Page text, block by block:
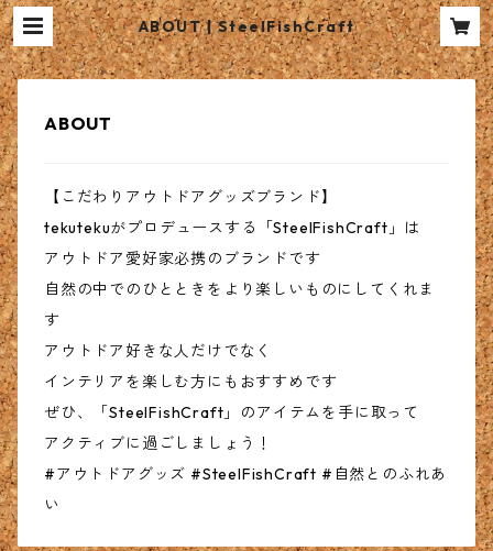
ABOUT | SteelFishCraft
ABOUT
【こだわりアウトドアグッズブランド】
tekutekuがプロデュースする「SteelFishCraft」は
アウトドア愛好家必携のブランドです
自然の中でのひとときをより楽しいものにしてくれま
す
アウトドア好きな人だけでなく
インテリアを楽しむ方にもおすすめです
ぜひ、「SteelFishCraft」のアイテムを手に取って
アクティブに過ごしましょう！
#アウトドアグッズ #SteelFishCraft #自然とのふれあ
い